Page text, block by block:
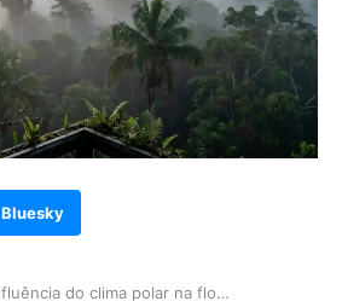
Bluesky
Influência do clima polar na floresta amazônica…